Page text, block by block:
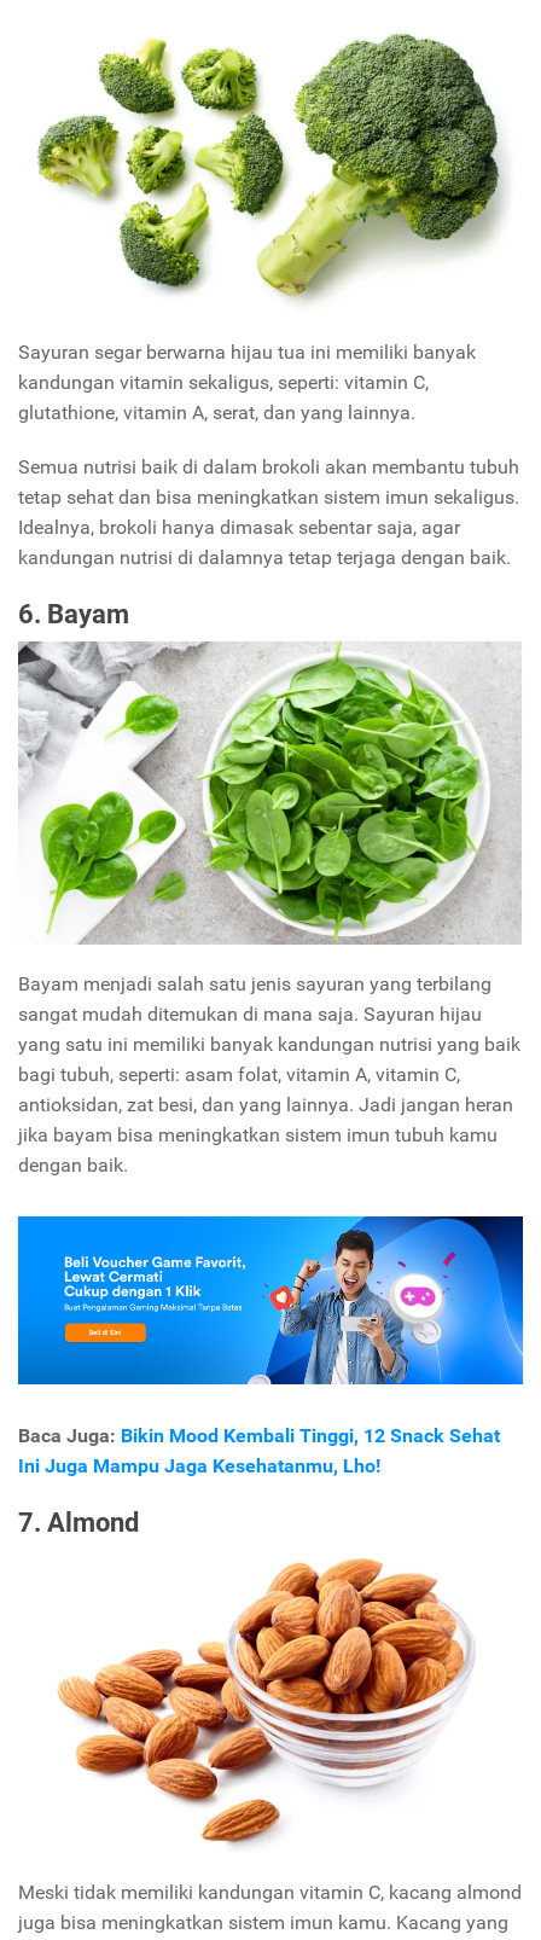
Sayuran segar berwarna hijau tua ini memiliki banyak
kandungan vitamin sekaligus, seperti: vitamin C,
glutathione, vitamin A, serat, dan yang lainnya.
Semua nutrisi baik di dalam brokoli akan membantu tubuh
tetap sehat dan bisa meningkatkan sistem imun sekaligus.
Idealnya, brokoli hanya dimasak sebentar saja, agar
kandungan nutrisi di dalamnya tetap terjaga dengan baik.
6. Bayam
Bayam menjadi salah satu jenis sayuran yang terbilang
sangat mudah ditemukan di mana saja. Sayuran hijau
yang satu ini memiliki banyak kandungan nutrisi yang baik
bagi tubuh, seperti: asam folat, vitamin A, vitamin C,
antioksidan, zat besi, dan yang lainnya. Jadi jangan heran
jika bayam bisa meningkatkan sistem imun tubuh kamu
dengan baik.
Baca Juga: Bikin Mood Kembali Tinggi, 12 Snack Sehat
Ini Juga Mampu Jaga Kesehatanmu, Lho!
7. Almond
Meski tidak memiliki kandungan vitamin C, kacang almond
juga bisa meningkatkan sistem imun kamu. Kacang yang